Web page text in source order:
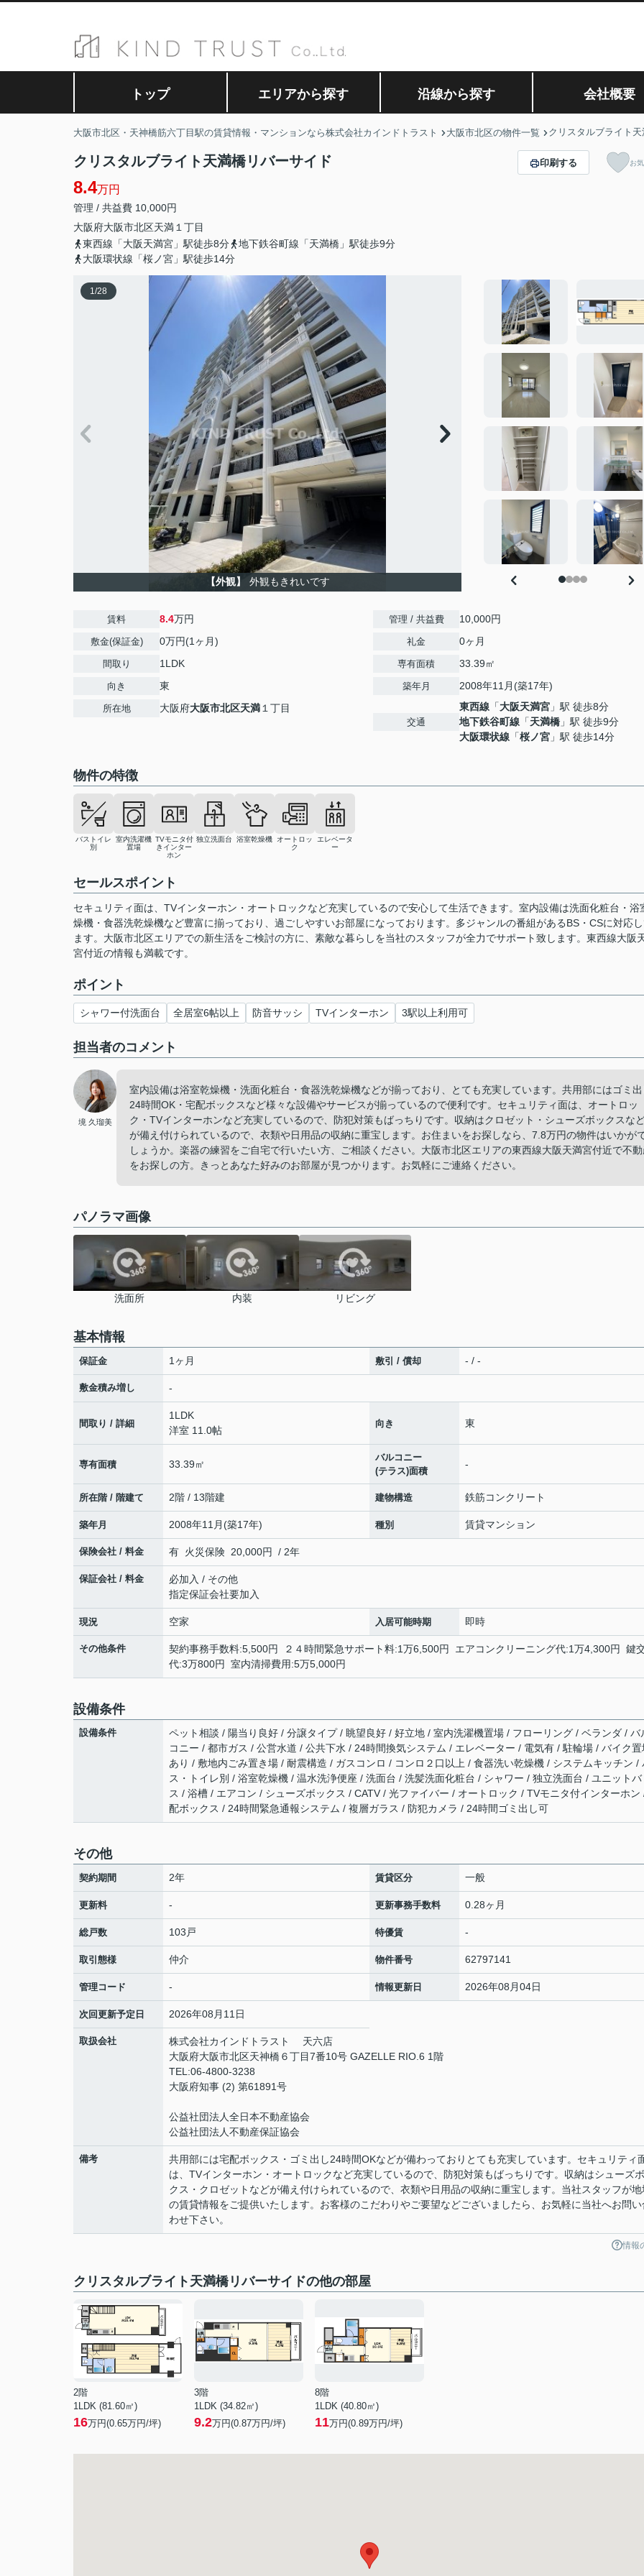
トップ エリアから探す 沿線から探す 会社概要
大阪市北区・天神橋筋六丁目駅の賃貸情報・マンションなら株式会社カインドトラスト 大阪市北区の物件一覧 クリスタルブライト
クリスタルブライト天満橋リバーサイド
8.4万円
管理 / 共益費 10,000円
大阪府大阪市北区天満 １丁目
東西線「大阪天満宮」駅徒歩8分
地下鉄谷町線「天満橋」駅徒歩9分
大阪環状線「桜ノ宮」駅徒歩14分
印刷する お
1/28
【外観】 外観もきれいです
賃料 8.4万円
敷金(保証金) 0万円(1ヶ月)
間取り 1LDK
向き 東
所在地 大阪府大阪市北区天満 １丁目
管理 / 共益費 10,000円
礼金 0ヶ月
専有面積 33.39㎡
築年月 2008年11月(築17年)
交通
東西線 「大阪天満宮 」駅 徒歩8分
地下鉄谷町線 「天満橋 」駅 徒歩9分
大阪環状線 「桜ノ宮 」駅 徒歩14分
物件の特徴
バストイレ
別
室内洗濯機
置場
TVモニタ付
きインター
ホン
独立洗面台 浴室乾燥機
オートロッ
ク
エレベータ
ー
セールスポイント
セキュリティ面は、TVインターホン・オートロックなど充実しているので安心して生活できます。室内設備は洗面化粧台・浴
燥機・食器洗乾燥機など豊富に揃っており、過ごしやすいお部屋になっております。多ジャンルの番組があるBS・CSに対応
ます。大阪市北区エリアでの新生活をご検討の方に、素敵な暮らしを当社のスタッフが全力でサポート致します。東西線大阪
宮付近の情報も満載です。
ポイント
シャワー付洗面台 全居室6帖以上 防音サッシ TVインターホン 3駅以上利用可
担当者のコメント
境 久瑠美
室内設備は浴室乾燥機・洗面化粧台・食器洗乾燥機などが揃っており、とても充実しています。共用部にはゴミ出
24時間OK・宅配ボックスなど様々な設備やサービスが揃っているので便利です。セキュリティ面は、オートロッ
ク・TVインターホンなど充実しているので、防犯対策もばっちりです。収納はクロゼット・シューズボックスな
が備え付けられているので、衣類や日用品の収納に重宝します。お住まいをお探しなら、7.8万円の物件はいかが
しょうか。楽器の練習をご自宅で行いたい方、ご相談ください。大阪市北区エリアの東西線大阪天満宮付近で不
をお探しの方。きっとあなた好みのお部屋が見つかります。お気軽にご連絡ください。
パノラマ画像
洗面所 内装 リビング
基本情報
保証金 1ヶ月 敷引 / 償却 - / -
敷金積み増し -
間取り / 詳細
1LDK
洋室 11.0帖
向き 東
専有面積 33.39㎡
バルコニー
(テラス)面積
-
所在階 / 階建て 2階 / 13階建 建物構造 鉄筋コンクリート
築年月 2008年11月(築17年) 種別 賃貸マンション
保険会社 / 料金 有 火災保険 20,000円 / 2年
保証会社 / 料金
必加入 / その他
指定保証会社要加入
現況 空家 入居可能時期 即時
その他条件
契約事務手数料:5,500円 ２４時間緊急サポート料:1万6,500円 エアコンクリーニング代:1万4,300円 鍵
代:3万800円 室内清掃費用:5万5,000円
設備条件
設備条件
ペット相談 / 陽当り良好 / 分譲タイプ / 眺望良好 / 好立地 / 室内洗濯機置場 / フローリング / ベランダ / バ
コニー / 都市ガス / 公営水道 / 公共下水 / 24時間換気システム / エレベーター / 電気有 / 駐輪場 / バイク置
あり / 敷地内ごみ置き場 / 耐震構造 / ガスコンロ / コンロ２口以上 / 食器洗い乾燥機 / システムキッチン /
ス・トイレ別 / 浴室乾燥機 / 温水洗浄便座 / 洗面台 / 洗髪洗面化粧台 / シャワー / 独立洗面台 / ユニットバ
ス / 浴槽 / エアコン / シューズボックス / CATV / 光ファイバー / オートロック / TVモニタ付インターホン
配ボックス / 24時間緊急通報システム / 複層ガラス / 防犯カメラ / 24時間ゴミ出し可
その他
契約期間 2年 賃貸区分 一般
更新料 - 更新事務手数料 0.28ヶ月
総戸数 103戸 特優賃 -
取引態様 仲介 物件番号 62797141
管理コード - 情報更新日 2026年08月04日
次回更新予定日 2026年08月11日
取扱会社
株式会社カインドトラスト 天六店
大阪府大阪市北区天神橋６丁目7番10号 GAZELLE RIO.6 1階
TEL:06-4800-3238
大阪府知事 (2) 第61891号
公益社団法人全日本不動産協会
公益社団法人不動産保証協会
備考
共用部には宅配ボックス・ゴミ出し24時間OKなどが備わっておりとても充実しています。セキュリティ
は、TVインターホン・オートロックなど充実しているので、防犯対策もばっちりです。収納はシューズ
クス・クロゼットなどが備え付けられているので、衣類や日用品の収納に重宝します。当社スタッフが地
の賃貸情報をご提供いたします。お客様のこだわりやご要望などございましたら、お気軽に当社へお問い
わせ下さい。
情報
クリスタルブライト天満橋リバーサイドの他の部屋
2階
1LDK (81.60㎡)
16万円(0.65万円/坪)
3階
1LDK (34.82㎡)
9.2万円(0.87万円/坪)
8階
1LDK (40.80㎡)
11万円(0.89万円/坪)